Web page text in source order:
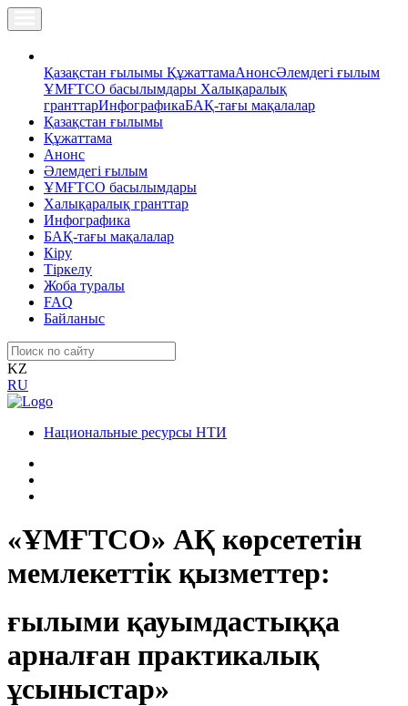
Қазақстан ғылымы ҚұжаттамаАнонсӘлемдегі ғылым
ҰМҒТСО басылымдары Халықаралық
гранттарИнфографикаБАҚ-тағы мақалалар
Қазақстан ғылымы
Құжаттама
Анонс
Әлемдегі ғылым
ҰМҒТСО басылымдары
Халықаралық гранттар
Инфографика
БАҚ-тағы мақалалар
Кіру
Тіркелу
Жоба туралы
FAQ
Байланыс
KZ
RU
Национальные ресурсы НТИ
«ҰМҒТСО» АҚ көрсететін
мемлекеттік қызметтер:
ғылыми қауымдастыққа
арналған практикалық
ұсыныстар»